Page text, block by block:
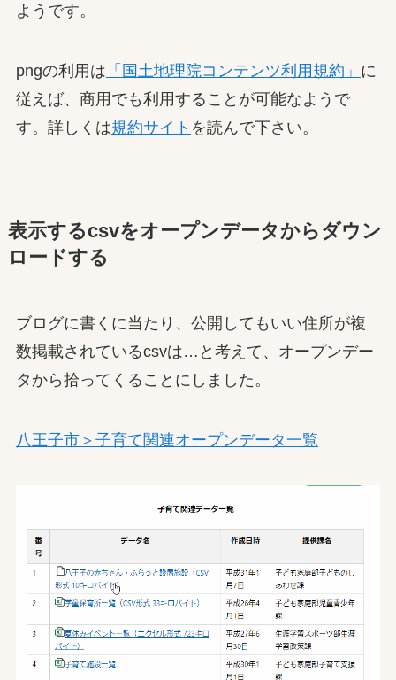
ようです。
pngの利用は 「国土地理院コンテンツ利用規約」 に
従えば、商用でも利用することが可能なようで
す。詳しくは規約サイト を読んで下さい。
表示するcsvをオープンデータからダウン
ロードする
ブログに書くに当たり、公開してもいい住所が複
数掲載されているcsvは…と考えて、オープンデー
タから拾ってくることにしました。
八王子市＞子育て関連オープンデータ一覧